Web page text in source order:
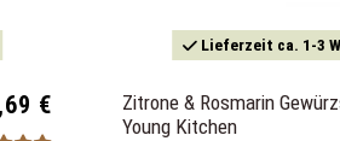
€
Lieferzeit ca. 1-3
Zitrone & Rosmarin
Young Kitchen